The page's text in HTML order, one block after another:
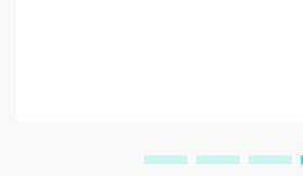
انرژی کنید.